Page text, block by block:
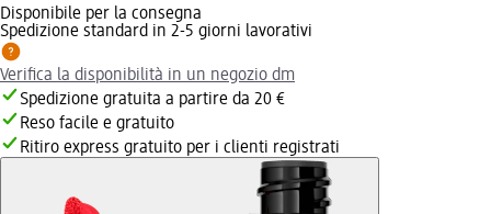
Disponibile per la consegna
Spedizione standard in 2-5 giorni lavorativi
Verifica la disponibilità in un negozio dm
Spedizione gratuita a partire da 20 €
Reso facile e gratuito
Ritiro express gratuito per i clienti registrati